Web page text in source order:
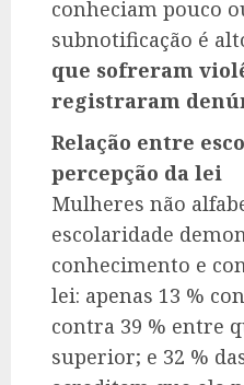
conheciam pouco
subnotificação é
que sofreram
registraram
Relação entre
percepção da lei
Mulheres não
escolaridade
conhecimento e
lei: apenas 13 %
contra 39 % entre
superior; e 32 %